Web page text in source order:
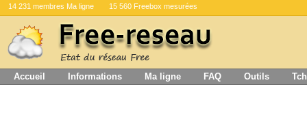
14 231 membres Ma ligne 15 560 Freebox mesurées
Accueil Informations Ma ligne FAQ Outils